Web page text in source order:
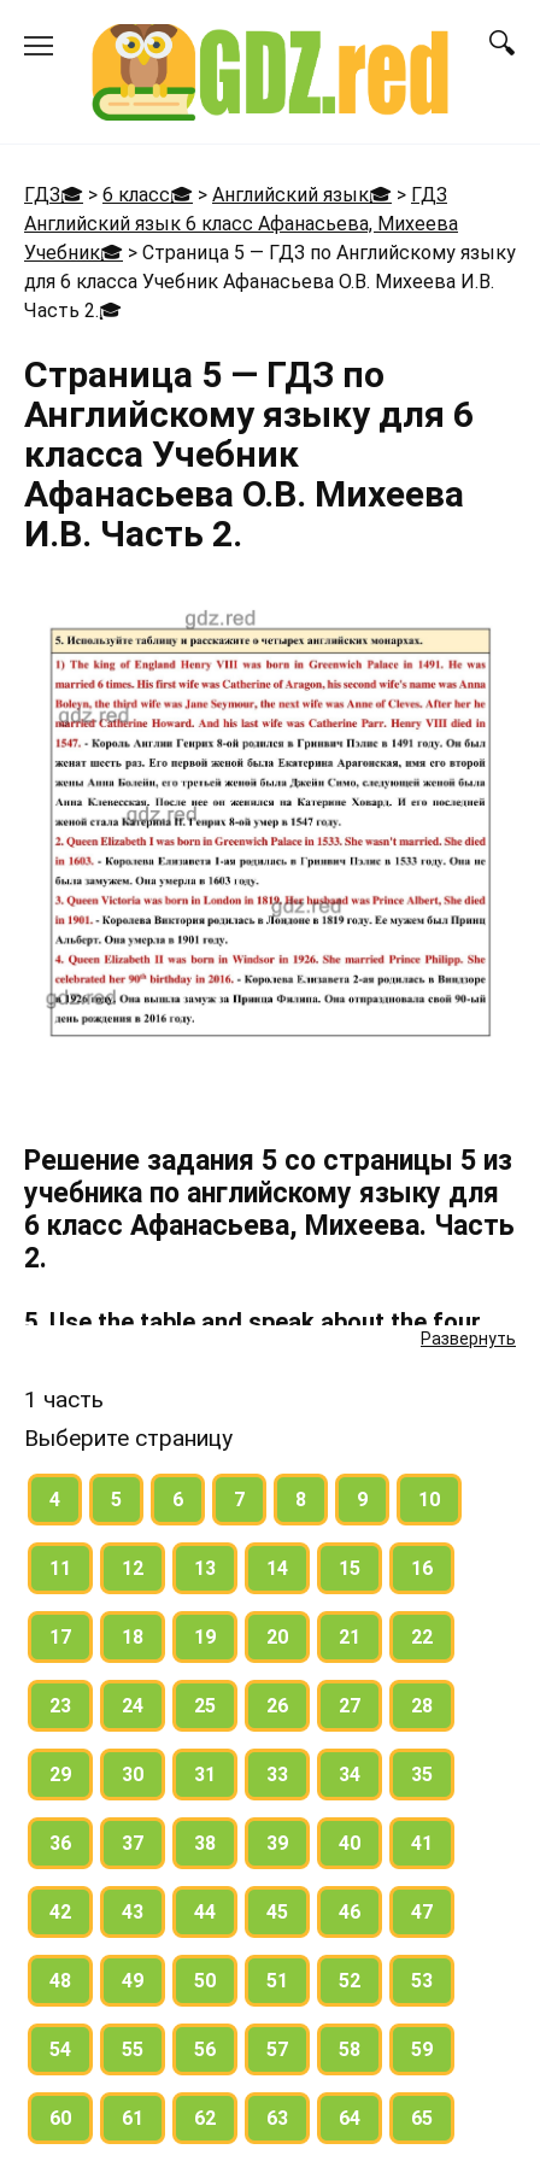
ГДЗ🎓 > 6 класс🎓 > Английский язык🎓 > ГДЗ
Английский язык 6 класс Афанасьева, Михеева
Учебник🎓 > Страница 5 — ГДЗ по Английскому языку
для 6 класса Учебник Афанасьева О.В. Михеева И.В.
Часть 2.🎓
Страница 5 — ГДЗ по
Английскому языку для 6
класса Учебник
Афанасьева О.В. Михеева
И.В. Часть 2.
Развернуть
Решение задания 5 со страницы 5 из
учебника по английскому языку для
6 класс Афанасьева, Михеева. Часть
2.
5. Use the table and speak about the four
1 часть
Выберите страницу
4 5 6 7 8 9 10
11 12 13 14 15 16
17 18 19 20 21 22
23 24 25 26 27 28
29 30 31 33 34 35
36 37 38 39 40 41
42 43 44 45 46 47
48 49 50 51 52 53
54 55 56 57 58 59
60 61 62 63 64 65